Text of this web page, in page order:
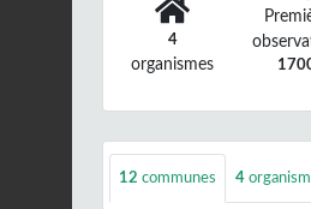
4
organismes
12 communes 4